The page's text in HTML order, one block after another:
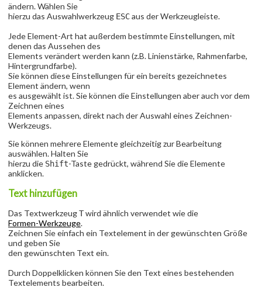
ändern. Wählen Sie
hierzu das Auswahlwerkzeug ESCaus der Werkzeugleiste.
Jede Element-Art hat außerdem bestimmte Einstellungen, mit
denen das Aussehen des
Elements verändert werden kann (z.B. Linienstärke, Rahmenfarbe,
Hintergrundfarbe).
Sie können diese Einstellungen für ein bereits gezeichnetes
Element ändern, wenn
es ausgewählt ist. Sie können die Einstellungen aber auch vor dem
Zeichnen eines
Elements anpassen, direkt nach der Auswahl eines Zeichnen-
Werkzeugs.
Sie können mehrere Elemente gleichzeitig zur Bearbeitung
auswählen. Halten Sie
hierzu die Shift-Taste gedrückt, während Sie die Elemente
anklicken.
Text hinzufügen
Das TextwerkzeugTwird ähnlich verwendet wie die
Formen-Werkzeuge.
Zeichnen Sie einfach ein Textelement in der gewünschten Größe
und geben Sie
den gewünschten Text ein.
Durch Doppelklicken können Sie den Text eines bestehenden
Textelements bearbeiten.